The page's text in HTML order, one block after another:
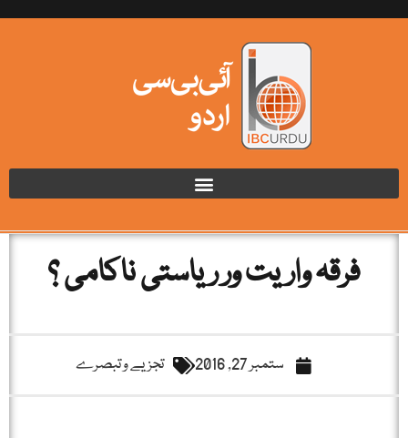
فرقہ واریت ور ریاستی ناکامی ؟
ستمبر 27, 2016 تجزیے و تبصرے